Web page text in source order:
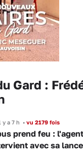
Gard :
y a 7 h •vu 2179 fois
prend feu :
avec sa lance